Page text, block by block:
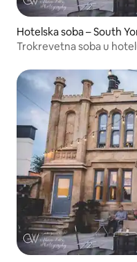
Hotelska soba – South
Trokrevetna soba u